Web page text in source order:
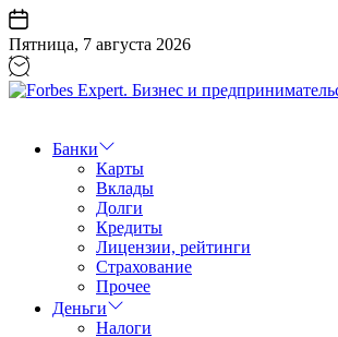
Перейти
к
содержанию
Пятница, 7 августа 2026
Бизнес
предпринимательство
Банки
Карты
Вклады
Долги
Кредиты
Лицензии, рейтинги
Страхование
Прочее
Деньги
Налоги